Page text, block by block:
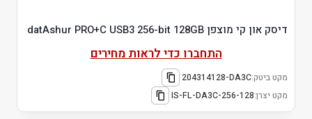
דיסק און קי מוצפן datAshur PRO+C USB3 256-bit 128GB
התחברו כדי לראות מחירים
מקט ביטק:204314128-DA3C
מקט יצרן:IS-FL-DA3C-256-128